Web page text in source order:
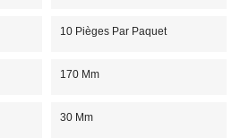
10 Pièges Par Paquet
170 Mm
30 Mm